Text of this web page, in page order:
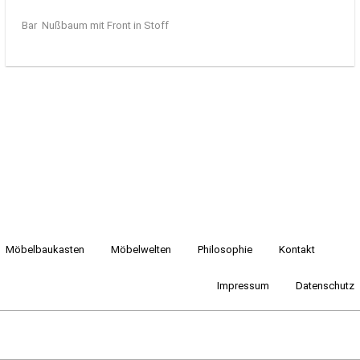
Bar Nußbaum mit Front in Stoff
Möbelbaukasten Möbelwelten Philosophie Kontakt
Impressum Datenschutz